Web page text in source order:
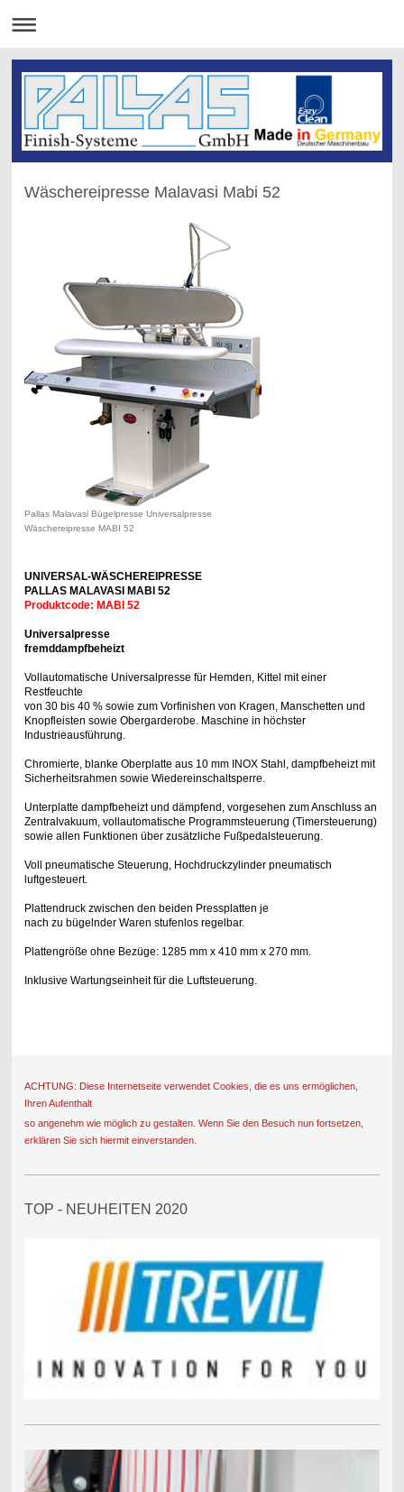
Wäschereipresse Malavasi Mabi 52
Pallas Malavasi Bügelpresse Universalpresse
Wäschereipresse MABI 52
UNIVERSAL-WÄSCHEREIPRESSE
PALLAS MALAVASI MABI 52
Produktcode: MABI 52
Universalpresse
fremddampfbeheizt
Vollautomatische Universalpresse für Hemden, Kittel mit einer
Restfeuchte
von 30 bis 40 % sowie zum Vorfinishen von Kragen, Manschetten und
Knopfleisten sowie Obergarderobe. Maschine in höchster
Industrieausführung.
Chromierte, blanke Oberplatte aus 10 mm INOX Stahl, dampfbeheizt mit
Sicherheitsrahmen sowie Wiedereinschaltsperre.
Unterplatte dampfbeheizt und dämpfend, vorgesehen zum Anschluss an
Zentralvakuum, vollautomatische Programmsteuerung (Timersteuerung)
sowie allen Funktionen über zusätzliche Fußpedalsteuerung.
Voll pneumatische Steuerung, Hochdruckzylinder pneumatisch
luftgesteuert.
Plattendruck zwischen den beiden Pressplatten je
nach zu bügelnder Waren stufenlos regelbar.
Plattengröße ohne Bezüge: 1285 mm x 410 mm x 270 mm.
Inklusive Wartungseinheit für die Luftsteuerung.
ACHTUNG: Diese Internetseite verwendet Cookies, die es uns ermöglichen,
Ihren Aufenthalt
so angenehm wie möglich zu gestalten. Wenn Sie den Besuch nun fortsetzen,
erklären Sie sich hiermit einverstanden.
TOP - NEUHEITEN 2020